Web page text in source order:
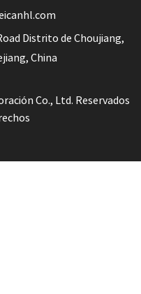
Distrito de Choujiang,
China
Co., Ltd. Reservados